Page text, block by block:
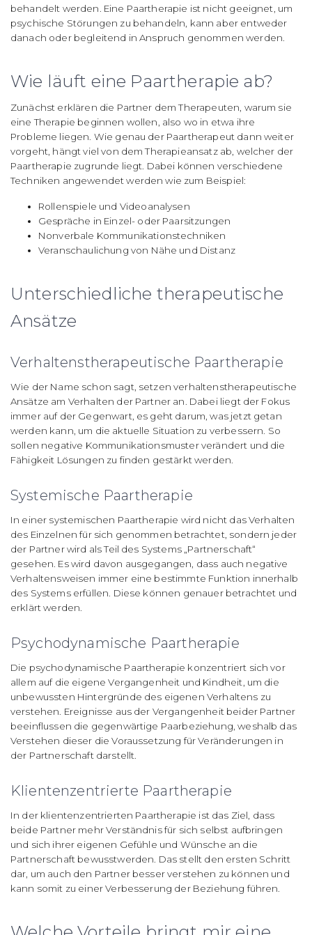
behandelt werden. Eine Paartherapie ist nicht geeignet, um
psychische Störungen zu behandeln, kann aber entweder
danach oder begleitend in Anspruch genommen werden.
Wie läuft eine Paartherapie ab?
Zunächst erklären die Partner dem Therapeuten, warum sie
eine Therapie beginnen wollen, also wo in etwa ihre
Probleme liegen. Wie genau der Paartherapeut dann weiter
vorgeht, hängt viel von dem Therapieansatz ab, welcher der
Paartherapie zugrunde liegt. Dabei können verschiedene
Techniken angewendet werden wie zum Beispiel:
Rollenspiele und Videoanalysen
Gespräche in Einzel- oder Paarsitzungen
Nonverbale Kommunikationstechniken
Veranschaulichung von Nähe und Distanz
Unterschiedliche therapeutische
Ansätze
Verhaltenstherapeutische Paartherapie
Wie der Name schon sagt, setzen verhaltenstherapeutische
Ansätze am Verhalten der Partner an. Dabei liegt der Fokus
immer auf der Gegenwart, es geht darum, was jetzt getan
werden kann, um die aktuelle Situation zu verbessern. So
sollen negative Kommunikationsmuster verändert und die
Fähigkeit Lösungen zu finden gestärkt werden.
Systemische Paartherapie
In einer systemischen Paartherapie wird nicht das Verhalten
des Einzelnen für sich genommen betrachtet, sondern jeder
der Partner wird als Teil des Systems „Partnerschaft“
gesehen. Es wird davon ausgegangen, dass auch negative
Verhaltensweisen immer eine bestimmte Funktion innerhalb
des Systems erfüllen. Diese können genauer betrachtet und
erklärt werden.
Psychodynamische Paartherapie
Die psychodynamische Paartherapie konzentriert sich vor
allem auf die eigene Vergangenheit und Kindheit, um die
unbewussten Hintergründe des eigenen Verhaltens zu
verstehen. Ereignisse aus der Vergangenheit beider Partner
beeinflussen die gegenwärtige Paarbeziehung, weshalb das
Verstehen dieser die Voraussetzung für Veränderungen in
der Partnerschaft darstellt.
Klientenzentrierte Paartherapie
In der klientenzentrierten Paartherapie ist das Ziel, dass
beide Partner mehr Verständnis für sich selbst aufbringen
und sich ihrer eigenen Gefühle und Wünsche an die
Partnerschaft bewusstwerden. Das stellt den ersten Schritt
dar, um auch den Partner besser verstehen zu können und
kann somit zu einer Verbesserung der Beziehung führen.